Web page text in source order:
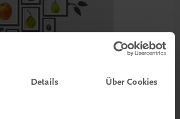
Details Über Cookies